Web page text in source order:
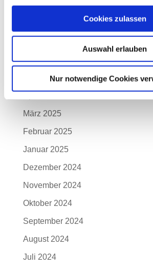
Cookies zulassen
Auswahl erlauben
Nur notwendige Cookies
September 2025
Juni 2025
Mai 2025
März 2025
Februar 2025
Januar 2025
Dezember 2024
November 2024
Oktober 2024
September 2024
August 2024
Juli 2024